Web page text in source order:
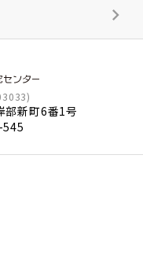
部新町6番1号